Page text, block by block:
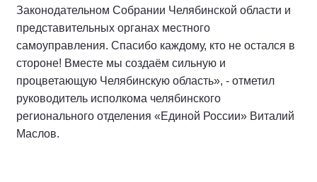
Законодательном Собрании Челябинской области и
представительных органах местного
самоуправления. Спасибо каждому, кто не остался в
стороне! Вместе мы создаём сильную и
процветающую Челябинскую область», - отметил
руководитель исполкома челябинского
регионального отделения «Единой России» Виталий
Маслов.